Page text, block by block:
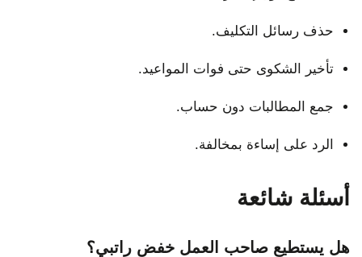
حذف رسائل التكليف.
تأخير الشكوى حتى فوات المواعيد.
جمع المطالبات دون حساب.
الرد على إساءة بمخالفة.
أسئلة شائعة
هل يستطيع صاحب العمل خفض راتبي؟